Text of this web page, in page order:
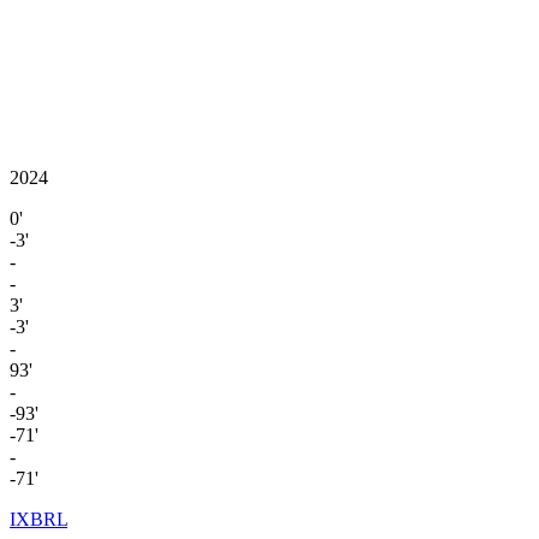
2024
0'
-3'
-
-
3'
-3'
-
93'
-
-93'
-71'
-
-71'
IXBRL